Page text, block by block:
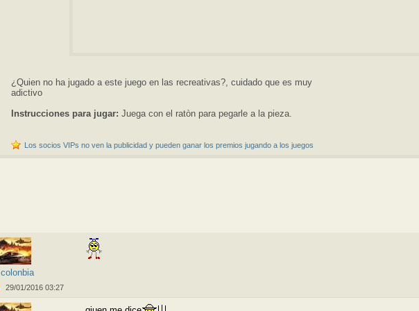
¿Quien no ha jugado a este juego en las recreativas?, cuidado que es muy
adictivo
Instrucciones para jugar: Juega con el ratòn para pegarle a la pieza.
Los socios VIPs no ven la publicidad y pueden ganar los premios jugando a los juegos
colonbia
29/01/2016 03:27